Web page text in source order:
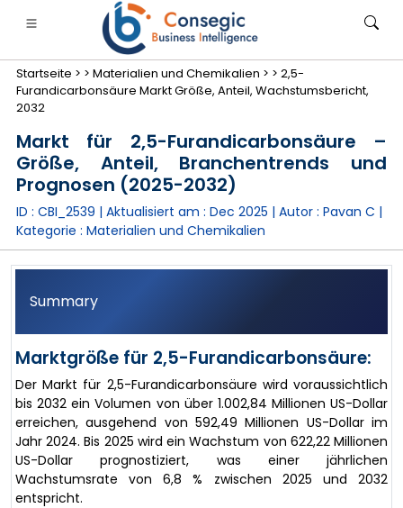
Finanzdienstleistungen und Versicherungen
• Konsumgüter• Energie und Strom
Startseite > > Materialien und Chemikalien > > 2,5-
Furandicarbonsäure Markt Größe, Anteil, Wachstumsbericht,
2032
Markt für 2,5-Furandicarbonsäure –
Größe, Anteil, Branchentrends und
Prognosen (2025-2032)
ID : CBI_2539 | Aktualisiert am : Dec 2025 | Autor : Pavan C |
Kategorie : Materialien und Chemikalien
Summary
Marktgröße für 2,5-Furandicarbonsäure:
Der Markt für 2,5-Furandicarbonsäure wird voraussichtlich
bis 2032 ein Volumen von über 1.002,84 Millionen US-Dollar
erreichen, ausgehend von 592,49 Millionen US-Dollar im
Jahr 2024. Bis 2025 wird ein Wachstum von 622,22 Millionen
US-Dollar prognostiziert, was einer jährlichen
Wachstumsrate von 6,8 % zwischen 2025 und 2032
entspricht.